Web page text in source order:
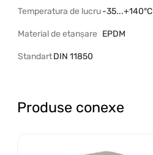
Temperatura de lucru-35...+140°C
Material de etanșare EPDM
StandartDIN 11850
Produse conexe